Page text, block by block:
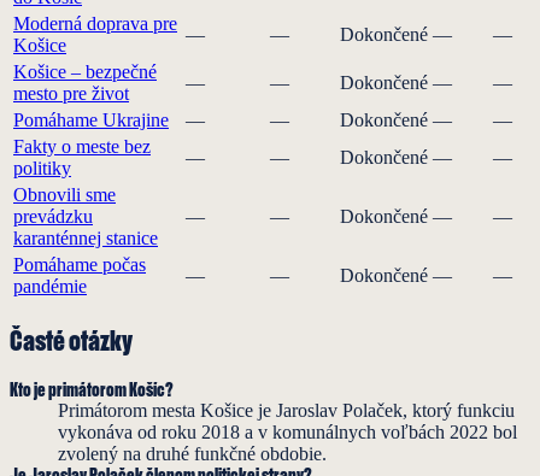
Moderná doprava pre
Košice
— — Dokončené —
—
Košice – bezpečné
mesto pre život
— — Dokončené —
—
Pomáhame Ukrajine
— — Dokončené —
—
Fakty o meste bez
politiky
— — Dokončené —
—
Obnovili sme
prevádzku
karanténnej stanice
— — Dokončené — —
Pomáhame počas
pandémie
— — Dokončené — —
Časté otázky
Kto je primátorom Košíc?
Primátorom mesta Košice je Jaroslav Polaček, ktorý funkciu
vykonáva od roku 2018 a v komunálnych voľbách 2022 bol
zvolený na druhé funkčné obdobie.